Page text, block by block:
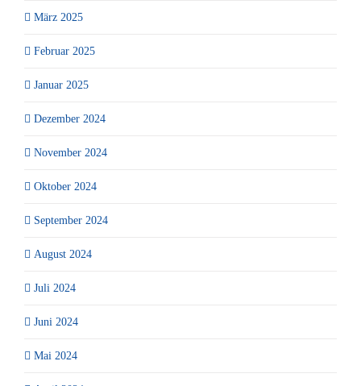
März 2025
Februar 2025
Januar 2025
Dezember 2024
November 2024
Oktober 2024
September 2024
August 2024
Juli 2024
Juni 2024
Mai 2024